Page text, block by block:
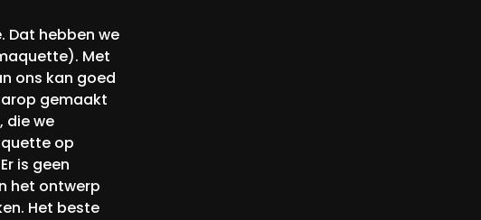
Dat hebben we
Met
ons kan goed
gemaakt
die we
op
is geen
het ontwerp
Het beste